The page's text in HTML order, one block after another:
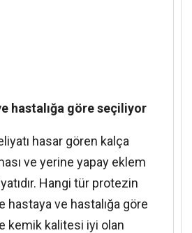
hastalığa göre seçiliyor
hasar gören kalça
ve yerine yapay eklem
Hangi tür protezin
ve hastalığa göre
kemik kalitesi iyi olan